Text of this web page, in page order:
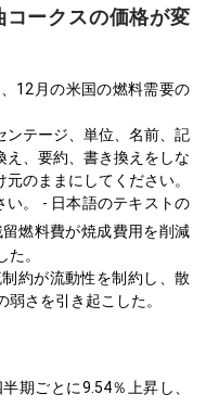
ークスの価格が変
12月の米国の燃料需要の
ンテージ、単位、名前、記
え、要約、書き換えをしな
のままにしてください。
い。 - 日本語のテキストの
留燃料費が焼成費用を削減
。
約が流動性を制約し、散
さを引き起こした。
期ごとに9.54％上昇し、